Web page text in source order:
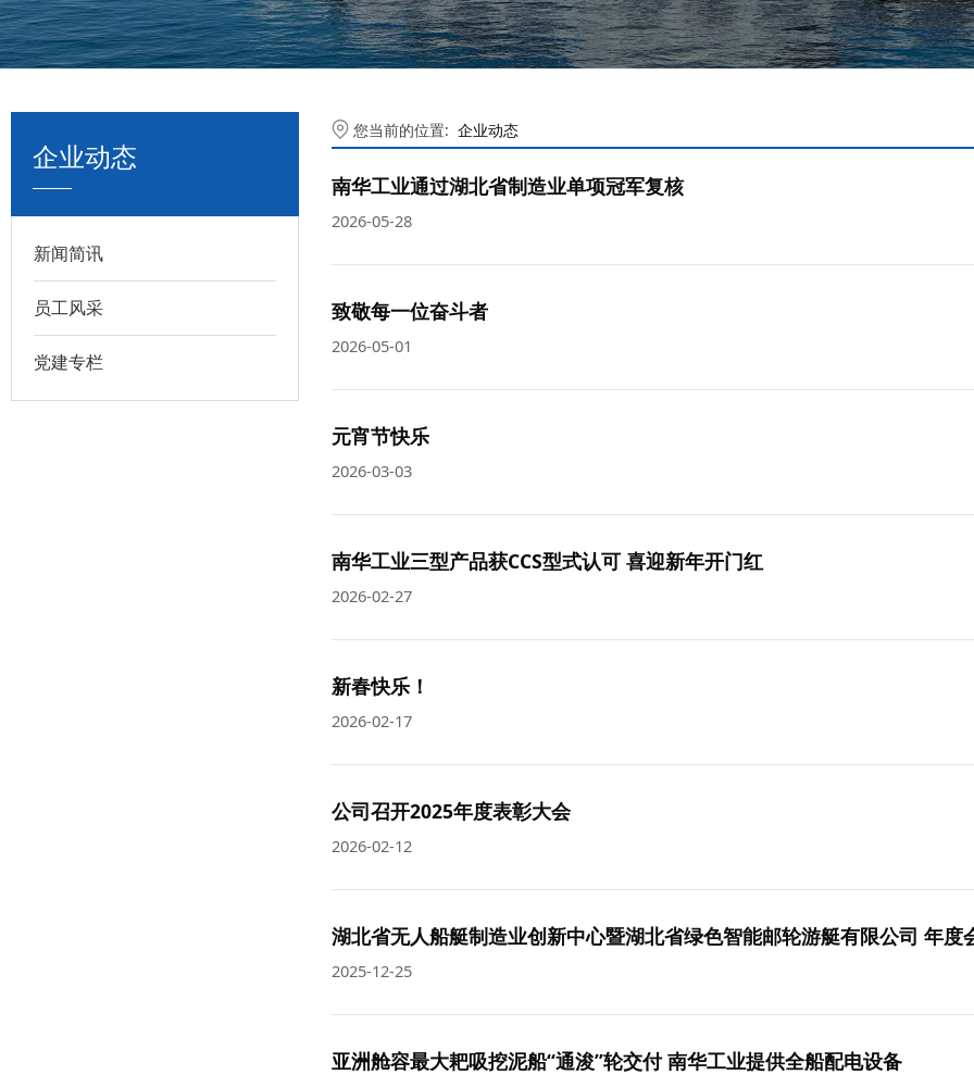
企业动态
新闻简讯
员工风采
党建专栏
您当前的位置: 企业动态
南华工业通过湖北省制造业单项冠军复核
2026-05-28
致敬每一位奋斗者
2026-05-01
元宵节快乐
2026-03-03
南华工业三型产品获CCS型式认可 喜迎新年开门红
2026-02-27
新春快乐！
2026-02-17
公司召开2025年度表彰大会
2026-02-12
湖北省无人船艇制造业创新中心暨湖北省绿色智能邮轮游艇有限公司 年度
2025-12-25
亚洲舱容最大耙吸挖泥船“通浚”轮交付 南华工业提供全船配电设备